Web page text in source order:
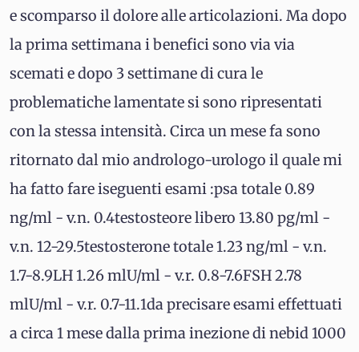
e scomparso il dolore alle articolazioni. Ma dopo
la prima settimana i benefici sono via via
scemati e dopo 3 settimane di cura le
problematiche lamentate si sono ripresentati
con la stessa intensità. Circa un mese fa sono
ritornato dal mio andrologo-urologo il quale mi
ha fatto fare iseguenti esami :psa totale 0.89
ng/ml - v.n. 0.4testosteore libero 13.80 pg/ml -
v.n. 12-29.5testosterone totale 1.23 ng/ml - v.n.
1.7-8.9LH 1.26 mlU/ml - v.r. 0.8-7.6FSH 2.78
mlU/ml - v.r. 0.7-11.1da precisare esami effettuati
a circa 1 mese dalla prima inezione di nebid 1000